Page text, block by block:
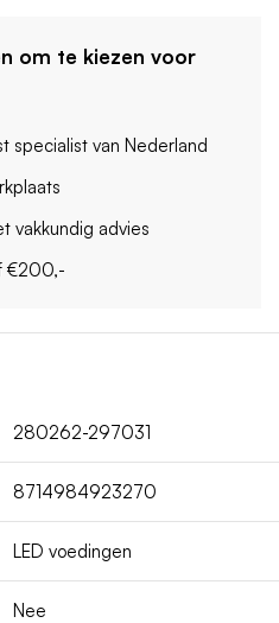
om te kiezen voor
specialist van Nederland
vakkundig advies
€200,-
280262-297031
8714984923270
LED voedingen
Nee